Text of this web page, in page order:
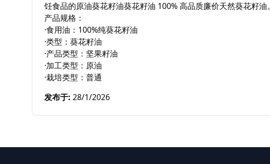
饪食品的原油葵花籽油葵花籽油 100% 高品质廉价天然葵花籽油。
产品规格：
·食用油：100%纯葵花籽油
·类型：葵花籽油
·产品类型：坚果籽油
·加工类型：原油
·栽培类型：普通
发布于: 28/1/2026